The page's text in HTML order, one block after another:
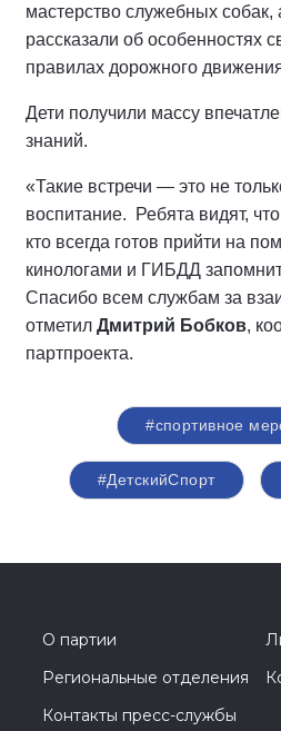
мастерство служебных
рассказали об особенностях
правилах дорожного
Дети получили массу
знаний.
«Такие встречи — это не
воспитание. Ребята видят,
кто всегда готов прийти на
кинологами и ГИБДД
Спасибо всем службам за
отметил Дмитрий Бобков,
партпроекта.
#спортивное
#ДетскийСпорт
О партии
Региональные отделения
Контакты пресс-службы